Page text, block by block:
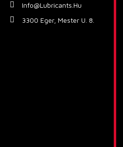
Info@lubricants.hu
3300 Eger, Mester U. 8.